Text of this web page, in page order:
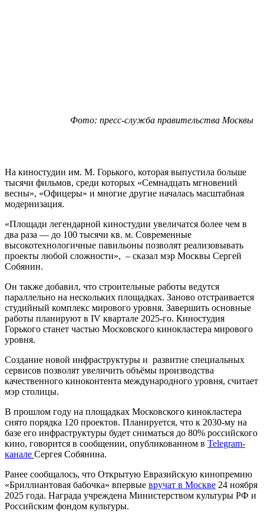
Фото: пресс-служба правительства Москвы
На киностудии им. М. Горького, которая выпустила больше
тысячи фильмов, среди которых «Семнадцать мгновений
весны», «Офицеры» и многие другие началась масштабная
модернизация.
«Площади легендарной киностудии увеличатся более чем в
два раза — до 100 тысячи кв. м. Современные
высокотехнологичные павильоны позволят реализовывать
проекты любой сложности», – сказал мэр Москвы Сергей
Собянин.
Он также добавил, что строительные работы ведутся
параллельно на нескольких площадках. Заново отстраивается
студийный комплекс мирового уровня. Завершить основные
работы планируют в IV квартале 2025-го. Киностудия
Горького станет частью Московского кинокластера мирового
уровня.
Создание новой инфраструктуры и развитие специальных
сервисов позволят увеличить объёмы производства
качественного киноконтента международного уровня, считает
мэр столицы.
В прошлом году на площадках Московского кинокластера
снято порядка 120 проектов. Планируется, что к 2030-му на
базе его инфраструктуры будет сниматься до 80% российского
кино, говорится в сообщении, опубликованном в Telegram-
канале Сергея Собянина.
Ранее сообщалось, что Открытую Евразийскую кинопремию
«Бриллиантовая бабочка» впервые вручат в Москве 24 ноября
2025 года. Награда учреждена Министерством культуры РФ и
Российским фондом культуры.